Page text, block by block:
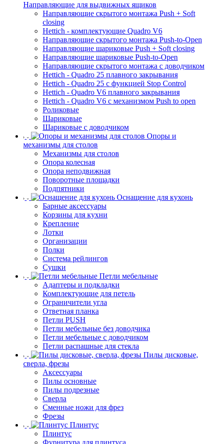
Направляющие для выдвижных ящиков
Направляющие скрытого монтажа Push + Soft
closing
Hettich - комплектующие Quadro V6
Направляющие скрытого монтажа Push-to-Open
Направляющие шариковые Push + Soft closing
Направляющие шариковые Push-to-Open
Направляющие скрытого монтажа с доводчиком
Hettich - Quadro 25 плавного закрывания
Hettich - Quadro 25 с функцией Stop Control
Hettich - Quadro V6 плавного закрывания
Hettich - Quadro V6 с механизмом Push to open
Роликовые
Шариковые
Шариковые с доводчиком
Опоры и
механизмы для столов
Механизмы для столов
Опора колесная
Опора неподвижная
Поворотные площадки
Подпятники
Оснащение для кухонь
Барные аксессуары
Корзины для кухни
Крепление
Лотки
Организации
Полки
Система рейлингов
Сушки
Петли мебельные
Адаптеры и подкладки
Комплектующие для петель
Ограничители угла
Ответная планка
Петли PUSH
Петли мебельные без доводчика
Петли мебельные с доводчиком
Петли распашные для стекла
Пилы дисковые,
сверла, фрезы
Аксессуары
Пилы основные
Пилы подрезные
Сверла
Сменные ножи для фрез
Фрезы
Плинтус
Плинтус
Фурнитура для плинтуса